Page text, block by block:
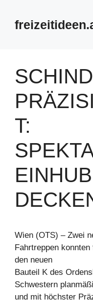
Inhalt
springen
T:
Wien (OTS) – Zwei
Fahrtreppen konnten
den neuen
Bauteil K des
Schwestern
und mit höchster